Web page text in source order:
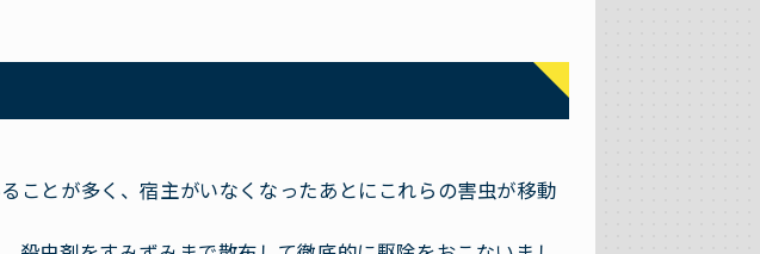
ことが多く、宿主がいなくなったあとにこれらの害虫が移動